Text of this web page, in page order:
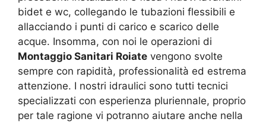
bidet e wc, collegando le tubazioni flessibili e
allacciando i punti di carico e scarico delle
acque. Insomma, con noi le operazioni di
Montaggio Sanitari Roiate vengono svolte
sempre con rapidità, professionalità ed estrema
attenzione. I nostri idraulici sono tutti tecnici
specializzati con esperienza pluriennale, proprio
per tale ragione vi potranno aiutare anche nella